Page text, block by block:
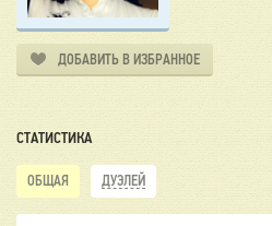
ДОБАВИТЬ В ИЗБРАННОЕ
СТАТИСТИКА
ОБЩАЯ ДУЭЛЕЙ